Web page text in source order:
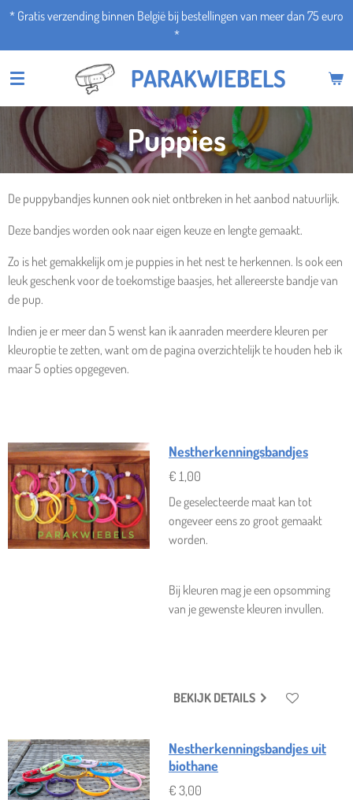
Ga
naar
de
PARAKWIEBELS
* Gratis verzending binnen België bij bestellingen van meer dan 75 euro
*
Puppies
De puppybandjes kunnen ook niet ontbreken in het aanbod natuurlijk.
Deze bandjes worden ook naar eigen keuze en lengte gemaakt.
Zo is het gemakkelijk om je puppies in het nest te herkennen. Is ook een
leuk geschenk voor de toekomstige baasjes, het allereerste bandje van
de pup.
Indien je er meer dan 5 wenst kan ik aanraden meerdere kleuren per
kleuroptie te zetten, want om de pagina overzichtelijk te houden heb ik
maar 5 opties opgegeven.
Nestherkenningsbandjes
€ 1,00
De geselecteerde maat kan tot
ongeveer eens zo groot gemaakt
worden.
Bij kleuren mag je een opsomming
van je gewenste kleuren invullen.
BEKIJK DETAILS
Nestherkenningsbandjes uit
biothane
€ 3,00